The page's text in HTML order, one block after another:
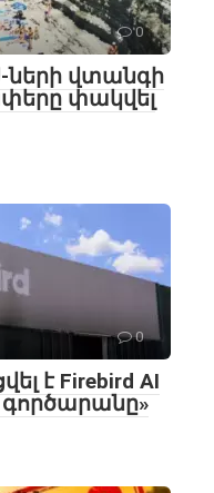
0
ների վտանգի
փակվել
0
է Firebird AI
գործարանը»